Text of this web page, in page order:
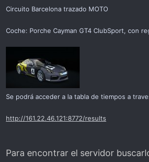
Circuito Barcelona trazado MOTO
Coche: Porche Cayman GT4 ClubSport, con
Se podrá acceder a la tabla de tiempos a
http://161.22.46.121:8772/results
Para encontrar el servidor